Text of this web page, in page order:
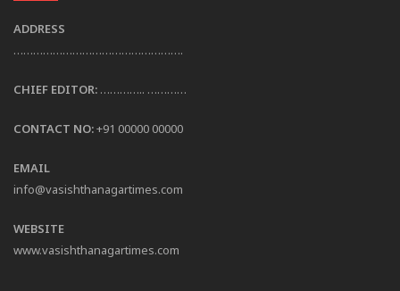
ADDRESS
…………………………………………….
CHIEF EDITOR: ………….. …………
CONTACT NO:+91 00000 00000
EMAIL
info@vasishthanagartimes.com
WEBSITE
www.vasishthanagartimes.com